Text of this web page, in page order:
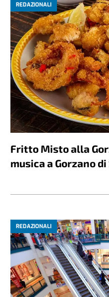
REDAZIONALI
Fritto Misto alla
musica a Gorzano
REDAZIONALI